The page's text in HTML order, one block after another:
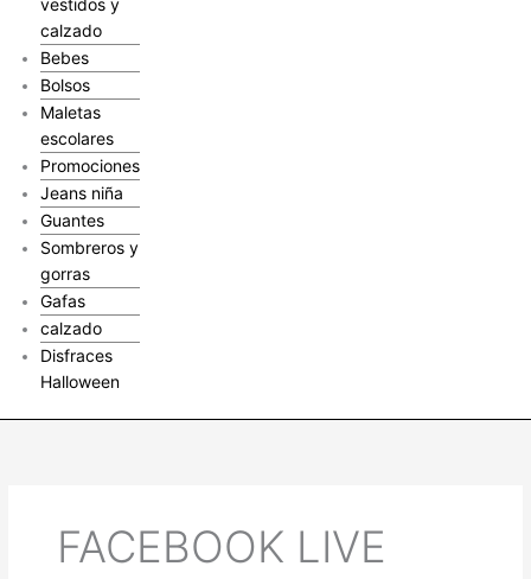
calzado
Bebes
Bolsos
Maletas
escolares
Promociones
Jeans niña
Guantes
Sombreros y
gorras
Gafas
calzado
Disfraces
Halloween
FACEBOOK LIVE